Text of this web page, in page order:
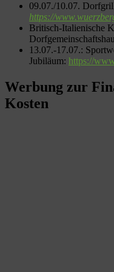
09.07./10.07.
https://
Britisch-Italienische
13.07.-17.07.:
Jubiläum: https://
Werbung zur
Kosten